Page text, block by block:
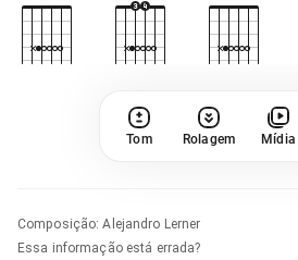
Tom Rolagem Mídia
Composição:Alejandro Lerner
Essa informação está errada?